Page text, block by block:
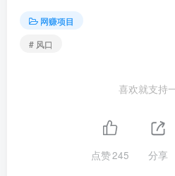
网赚项目
# 风口
喜欢就支持
点赞245 分享